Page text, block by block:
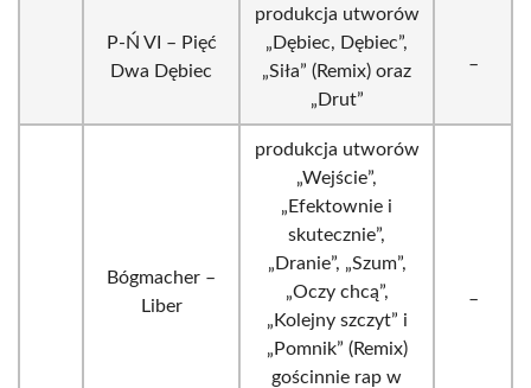
P-Ń VI – Pięć
Dwa Dębiec
produkcja utworów
„Dębiec, Dębiec”,
„Siła” (Remix) oraz
„Drut”
Bógmacher –
Liber
produkcja utworów
„Wejście”,
„Efektownie i
skutecznie”,
„Dranie”, „Szum”,
„Oczy chcą”,
„Kolejny szczyt” i
„Pomnik” (Remix)
gościnnie rap w